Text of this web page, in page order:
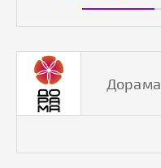
Дорама